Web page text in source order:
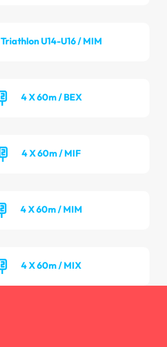
Triathlon U14-U16 / MIM
4 X 60m / BEX
4 X 60m / MIF
4 X 60m / MIM
4 X 60m / MIX